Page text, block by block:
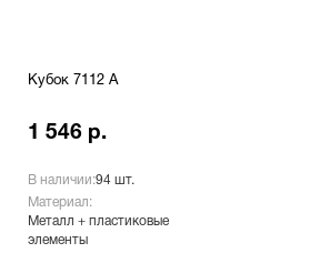
Кубок 7112 A
1 546 р.
В наличии:94 шт.
Материал:
Металл + пластиковые
элементы